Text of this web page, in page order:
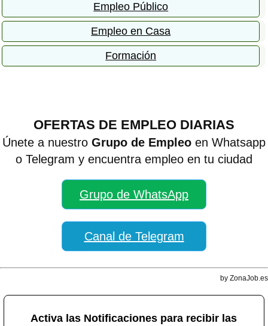
Empleo Público
Empleo en Casa
Formación
OFERTAS DE EMPLEO DIARIAS
Únete a nuestro Grupo de Empleo en Whatsapp
o Telegram y encuentra empleo en tu ciudad
Grupo de WhatsApp
Canal de Telegram
by ZonaJob.es
Activa las Notificaciones para recibir las